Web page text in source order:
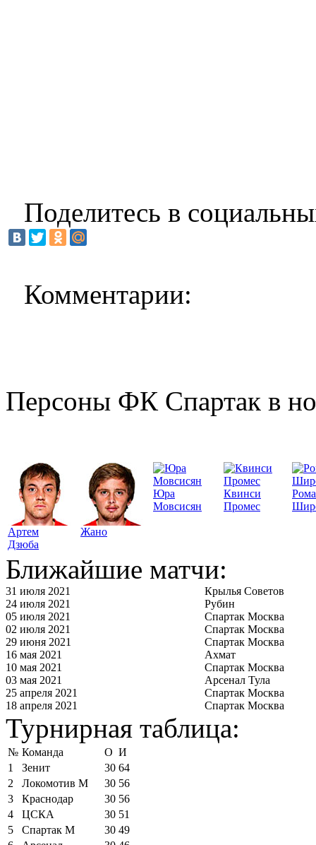
Поделитесь в
Комментарии:
Персоны ФК Спартак в
Артем
Дзюба
Жано
Юра
Мовсисян
Квинси
Промес
Ближайшие матчи:
31 июля 2021
Крылья Советов
24 июля 2021
Рубин
05 июля 2021
Спартак Москва
02 июля 2021
Спартак Москва
29 июня 2021
Спартак Москва
16 мая 2021
Ахмат
10 мая 2021
Спартак Москва
03 мая 2021
Арсенал Тула
25 апреля 2021
Спартак Москва
18 апреля 2021
Спартак Москва
Турнирная таблица:
№ Команда О И
1
Зенит 30 64
2
Локомотив М 30 56
3
Краснодар 30 56
4
ЦСКА 30 51
5
Спартак М 30 49